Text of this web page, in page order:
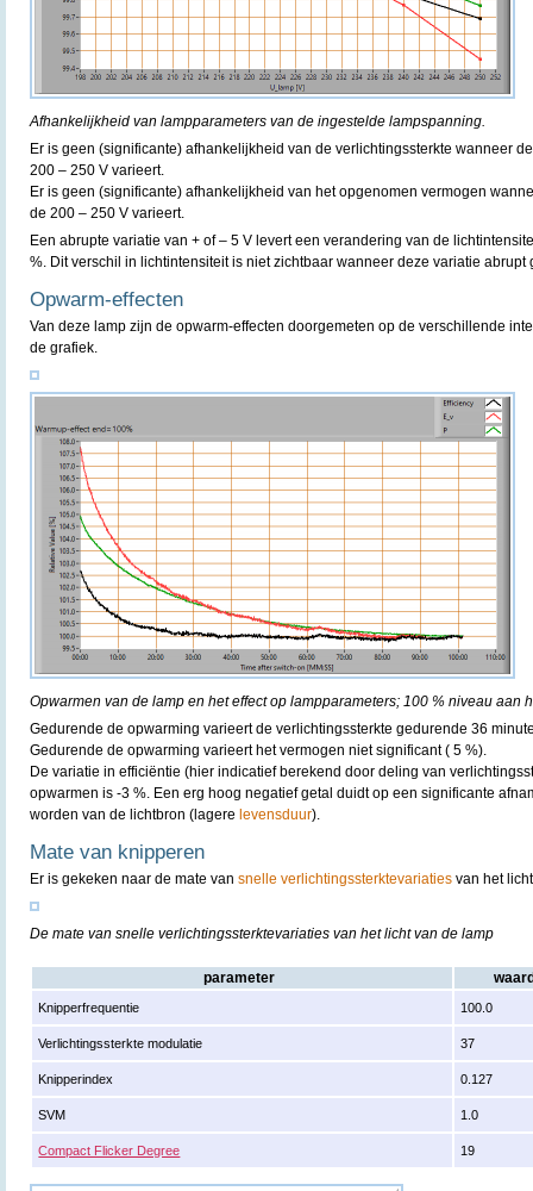
Afhankelijkheid van lampparameters van de ingestelde lampspanning.
Er is geen (significante) afhankelijkheid van de verlichtingssterkte wanneer
200 – 250 V varieert.
Er is geen (significante) afhankelijkheid van het opgenomen vermogen
de 200 – 250 V varieert.
Een abrupte variatie van + of – 5 V levert een verandering van de
%. Dit verschil in lichtintensiteit is niet zichtbaar wanneer deze variatie abrupt
Opwarm-effecten
Van deze lamp zijn de opwarm-effecten doorgemeten op de verschillende
de grafiek.
Opwarmen van de lamp en het effect op lampparameters; 100 % niveau aan
Gedurende de opwarming varieert de verlichtingssterkte gedurende 36
Gedurende de opwarming varieert het vermogen niet significant ( 5 %).
De variatie in efficiëntie (hier indicatief berekend door deling van
opwarmen is -3 %. Een erg hoog negatief getal duidt op een significante
worden van de lichtbron (lagere levensduur).
Mate van knipperen
Er is gekeken naar de mate van snelle verlichtingssterktevariaties van het
De mate van snelle verlichtingssterktevariaties van het licht van de lamp
parameter
Knipperfrequentie 100.0
Verlichtingssterkte modulatie 37
Knipperindex 0.127
SVM 1.0
Compact Flicker Degree 19